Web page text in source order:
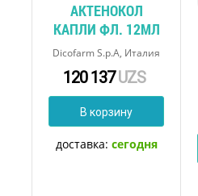
АКТЕНОКОЛ
КАПЛИ ФЛ. 12МЛ
Dicofarm S.p.A, Италия
120 137UZS
В корзину
доставка: сегодня